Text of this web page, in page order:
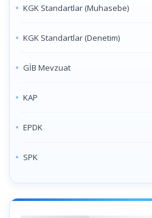
KGK Standartlar (Muhasebe)
KGK Standartlar (Denetim)
GİB Mevzuat
KAP
EPDK
SPK